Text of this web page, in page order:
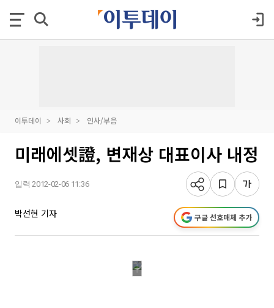
이투데이 사회 인사/부음
미래에셋證, 변재상 대표이사 내정
입력 2012-02-06 11:36
박선현 기자 구글 선호매체 추가